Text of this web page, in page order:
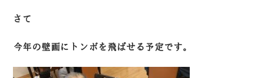
さて
今年の壁画にトンボを飛ばせる予定です。